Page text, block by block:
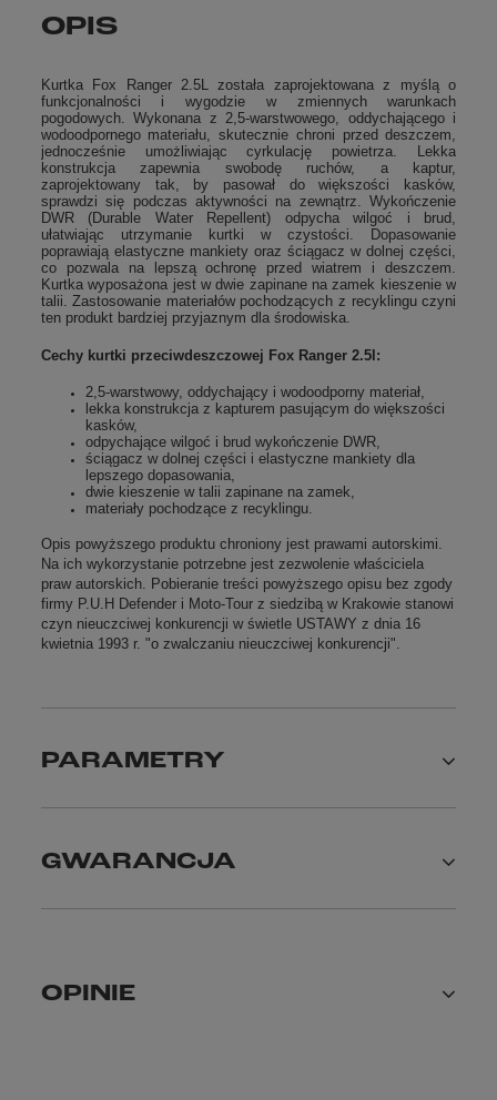
OPIS
Kurtka Fox Ranger 2.5L została zaprojektowana z myślą o
funkcjonalności i wygodzie w zmiennych warunkach
pogodowych. Wykonana z 2,5-warstwowego, oddychającego i
wodoodpornego materiału, skutecznie chroni przed deszczem,
jednocześnie umożliwiając cyrkulację powietrza. Lekka
konstrukcja zapewnia swobodę ruchów, a kaptur,
zaprojektowany tak, by pasował do większości kasków,
sprawdzi się podczas aktywności na zewnątrz. Wykończenie
DWR (Durable Water Repellent) odpycha wilgoć i brud,
ułatwiając utrzymanie kurtki w czystości. Dopasowanie
poprawiają elastyczne mankiety oraz ściągacz w dolnej części,
co pozwala na lepszą ochronę przed wiatrem i deszczem.
Kurtka wyposażona jest w dwie zapinane na zamek kieszenie w
talii. Zastosowanie materiałów pochodzących z recyklingu czyni
ten produkt bardziej przyjaznym dla środowiska.
Cechy kurtki przeciwdeszczowej Fox Ranger 2.5l:
2,5-warstwowy, oddychający i wodoodporny materiał,
lekka konstrukcja z kapturem pasującym do większości
kasków,
odpychające wilgoć i brud wykończenie DWR,
ściągacz w dolnej części i elastyczne mankiety dla
lepszego dopasowania,
dwie kieszenie w talii zapinane na zamek,
materiały pochodzące z recyklingu.
Opis powyższego produktu chroniony jest prawami autorskimi.
Na ich wykorzystanie potrzebne jest zezwolenie właściciela
praw autorskich. Pobieranie treści powyższego opisu bez zgody
firmy P.U.H Defender i Moto-Tour z siedzibą w Krakowie stanowi
czyn nieuczciwej konkurencji w świetle USTAWY z dnia 16
kwietnia 1993 r. "o zwalczaniu nieuczciwej konkurencji".
PARAMETRY
GWARANCJA
OPINIE